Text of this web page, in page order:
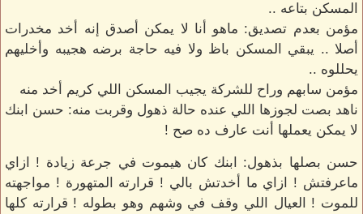
المسكن بتاعه ..
مؤمن بعدم تصديق: ماهو أنا لا يمكن أصدق إنه أخد مخدرات
أصلا .. يبقي المسكن باظ ولا فيه حاجة برضه هجيبه وأخليهم
يحللوه ..
مؤمن سابهم وراح للشركة يجيب المسكن اللي كريم أخد منه
ناهد بصت لجوزها اللي عنده حالة ذهول وقربت منه: حسن ابنك
لا يمكن يعملها أنت عارف ده صح !
حسن بصلها بذهول: ابنك كان هيموت في جرعة زيادة ! ازاي
ماعرفتش ! ازاي ما أخدتش بالي ! قرارته المتهورة ! مواجهته
للموت ! العيال اللي وقف في وشهم وهو بطوله ! قرارته كلها